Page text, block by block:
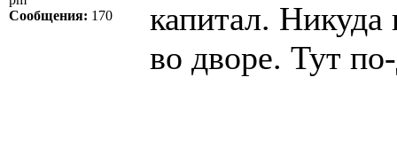
Сообщения: 170
капитал. Никуда
во дворе. Тут